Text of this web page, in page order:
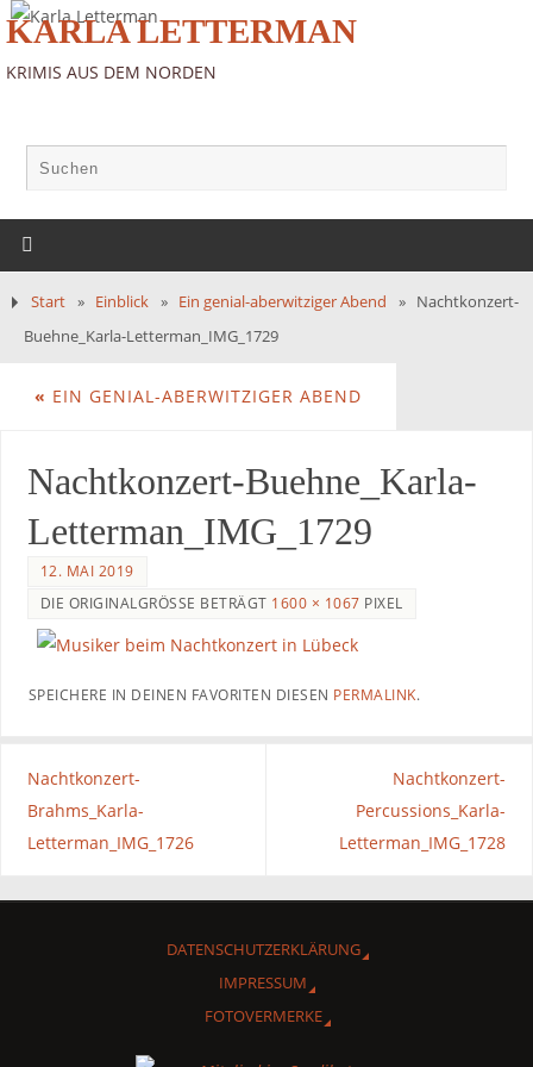
KARLA LETTERMAN
KRIMIS AUS DEM NORDEN
Start » Einblick » Ein genial-aberwitziger Abend » Nachtkonzert-
Buehne_Karla-Letterman_IMG_1729
« EIN GENIAL-ABERWITZIGER ABEND
Nachtkonzert-Buehne_Karla-
Letterman_IMG_1729
12. MAI 2019
DIE ORIGINALGRÖSSE BETRÄGT 1600 × 1067 PIXEL
SPEICHERE IN DEINEN FAVORITEN DIESEN PERMALINK.
Nachtkonzert-
Brahms_Karla-
Letterman_IMG_1726
Nachtkonzert-
Percussions_Karla-
Letterman_IMG_1728
DATENSCHUTZERKLÄRUNG
IMPRESSUM
FOTOVERMERKE